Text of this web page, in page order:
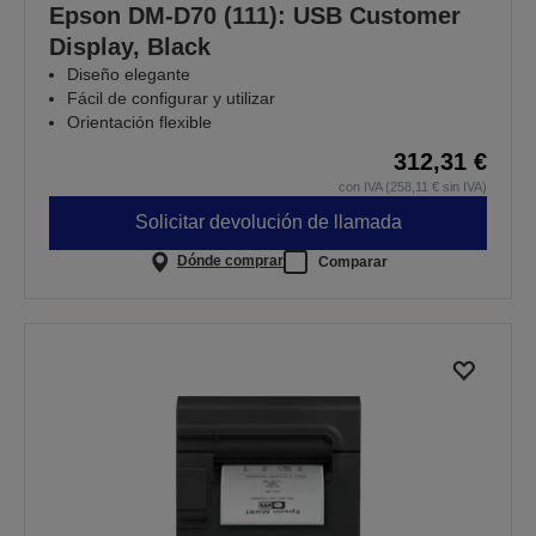
Epson DM-D70 (111): USB Customer
Display, Black
Diseño elegante
Fácil de configurar y utilizar
Orientación flexible
312,31 €
con IVA (258,11 € sin IVA)
Solicitar devolución de llamada
Dónde comprar Comparar